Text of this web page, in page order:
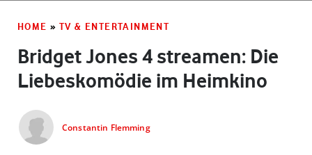
HOME » TV & ENTERTAINMENT
Bridget Jones 4 streamen: Die
Liebeskomödie im Heimkino
Constantin Flemming